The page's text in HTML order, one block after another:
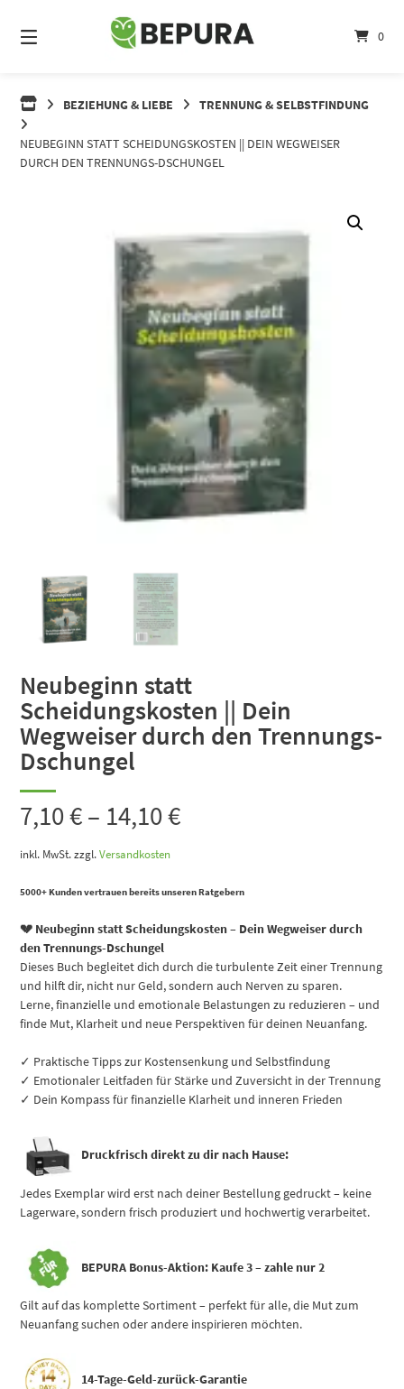
zum
Inhalt
0
BEZIEHUNG & LIEBE TRENNUNG & SELBSTFINDUNG
NEUBEGINN STATT SCHEIDUNGSKOSTEN || DEIN WEGWEISER
DURCH DEN TRENNUNGS-DSCHUNGEL
Neubeginn statt
Scheidungskosten || Dein
Wegweiser durch den Trennungs-
Dschungel
7,10€– 14,10€
inkl. MwSt. zzgl.Versandkosten
5000+ Kunden vertrauen bereits unseren Ratgebern
💔 Neubeginn statt Scheidungskosten – Dein Wegweiser durch
den Trennungs-Dschungel
Dieses Buch begleitet dich durch die turbulente Zeit einer Trennung
und hilft dir, nicht nur Geld, sondern auch Nerven zu sparen.
Lerne, finanzielle und emotionale Belastungen zu reduzieren – und
finde Mut, Klarheit und neue Perspektiven für deinen Neuanfang.
✓ Praktische Tipps zur Kostensenkung und Selbstfindung
✓ Emotionaler Leitfaden für Stärke und Zuversicht in der Trennung
✓ Dein Kompass für finanzielle Klarheit und inneren Frieden
Druckfrisch direkt zu dir nach Hause:
Jedes Exemplar wird erst nach deiner Bestellung gedruckt – keine
Lagerware, sondern frisch produziert und hochwertig verarbeitet.
BEPURA Bonus-Aktion: Kaufe 3 – zahle nur 2
Gilt auf das komplette Sortiment – perfekt für alle, die Mut zum
Neuanfang suchen oder andere inspirieren möchten.
14-Tage-Geld-zurück-Garantie